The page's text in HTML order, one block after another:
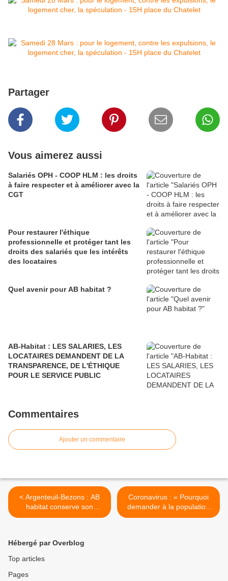
Partager
Vous aimerez aussi
Salariés OPH - COOP HLM : les droits
à faire respecter et à améliorer avec la
CGT
Pour restaurer l'éthique
professionnelle et protéger tant les
droits des salariés que les intérêts
des locataires
Quel avenir pour AB habitat ?
AB-Habitat : LES SALARIES, LES
LOCATAIRES DEMANDENT DE LA
TRANSPARENCE, DE L'ÉTHIQUE
POUR LE SERVICE PUBLIC
Commentaires
Ajouter un commentaire
< Argenteuil-Bezons : AB
habitat conserve son
autonomie
Coronavirus : « Pourquoi
demander à la population
de rester à la maison si on
Hébergé par Overblog
Top articles
Pages